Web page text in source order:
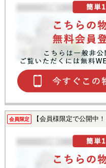
会員限定 【会員様限定で公開中！